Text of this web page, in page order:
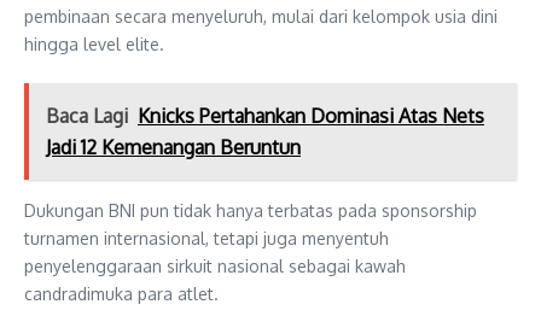
pembinaan secara menyeluruh, mulai dari kelompok usia dini
hingga level elite.
Baca Lagi Knicks Pertahankan Dominasi Atas Nets
Jadi 12 Kemenangan Beruntun
Dukungan BNI pun tidak hanya terbatas pada sponsorship
turnamen internasional, tetapi juga menyentuh
penyelenggaraan sirkuit nasional sebagai kawah
candradimuka para atlet.